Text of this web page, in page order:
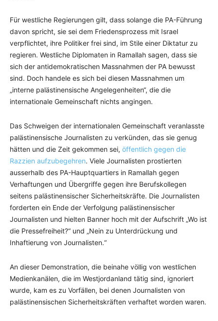
Für westliche Regierungen gilt, dass solange die PA-Führung
davon spricht, sie sei dem Friedensprozess mit Israel
verpflichtet, ihre Politiker frei sind, im Stile einer Diktatur zu
regieren. Westliche Diplomaten in Ramallah sagen, dass sie
sich der antidemokratischen Massnahmen der PA bewusst
sind. Doch handele es sich bei diesen Massnahmen um
„interne palästinensische Angelegenheiten“, die die
internationale Gemeinschaft nichts angingen.
Das Schweigen der internationalen Gemeinschaft veranlasste
palästinensische Journalisten zu verkünden, das sie genug
hätten und die Zeit gekommen sei, öffentlich gegen die
Razzien aufzubegehren. Viele Journalisten prostierten
ausserhalb des PA-Hauptquartiers in Ramallah gegen
Verhaftungen und Übergriffe gegen ihre Berufskollegen
seitens palästinensischer Sicherheitskräfte. Die Journalisten
forderten ein Ende der Verfolgung palästinensischer
Journalisten und hielten Banner hoch mit der Aufschrift „Wo ist
die Pressefreiheit?“ und „Nein zu Unterdrückung und
Inhaftierung von Journalisten.“
An dieser Demonstration, die beinahe völlig von westlichen
Medienkanälen, die im Westjordanland tätig sind, ignoriert
wurde, kam es zu Vorfällen, bei denen Journalisten von
palästinensischen Sicherheitskräften verhaftet worden waren.